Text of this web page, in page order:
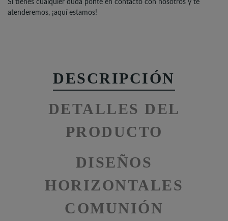
Si tienes cualquier duda ponte en contacto con nosotros y te
atenderemos, ¡aquí estamos!
DESCRIPCIÓN
DETALLES DEL
PRODUCTO
DISEÑOS
HORIZONTALES
COMUNIÓN